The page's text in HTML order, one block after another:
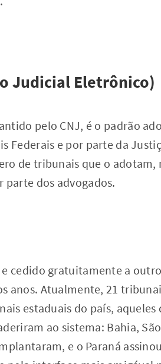
Judicial Eletrônico)
pelo CNJ, é o padrão
Federais e por parte da
de tribunais que o
parte dos advogados.
e cedido gratuitamente a
anos. Atualmente, 21
estaduais do país,
ao sistema: Bahia,
e o Paraná